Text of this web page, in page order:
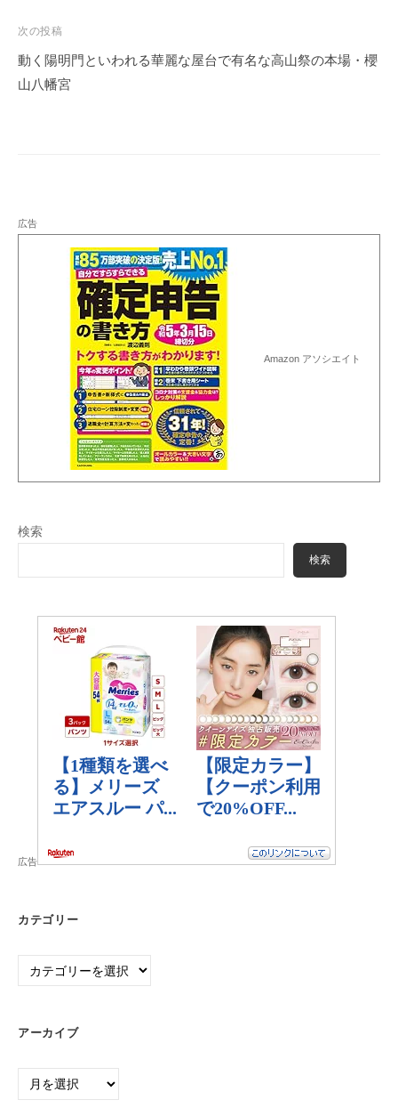
ゲ
ー
シ
次の投稿
動く陽明門といわれる華麗な屋台で有名な高山祭の本場・櫻
山八幡宮
広告
Amazon アソシエイト
検索
検索
広告
カテゴリー
カ
ー
アーカイブ
ア